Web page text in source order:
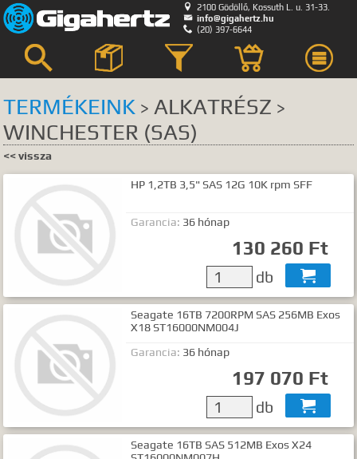
 2100 Gödöllő, Kossuth L. u. 31-33.
info@gigahertz.hu
(20) 397-6644
Keresés
KERESÉS HELYE
összes egyik sem
Bemutatkozás
Hírek, akciók
Szerviz
Termék kategóriák
Termék nevek
Termék leírások
Gyártók
Dokumentumok
TALÁLATOK
TERMÉKEINK > ALKATRÉSZ >
WINCHESTER (SAS)
<< vissza
HP 1,2TB 3,5" SAS 12G 10K rpm SFF
Garancia: 36 hónap
130 260 Ft
db 
Seagate 16TB 7200RPM SAS 256MB Exos
X18 ST16000NM004J
Garancia: 36 hónap
197 070 Ft
db 
Seagate 16TB SAS 512MB Exos X24